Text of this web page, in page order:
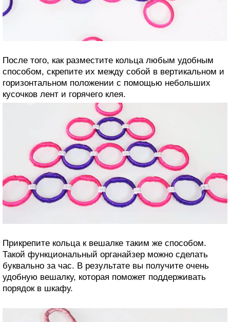
После того, как разместите кольца любым удобным
способом, скрепите их между собой в вертикальном и
горизонтальном положении с помощью небольших
кусочков лент и горячего клея.
Прикрепите кольца к вешалке таким же способом.
Такой функциональный органайзер можно сделать
буквально за час. В результате вы получите очень
удобную вешалку, которая поможет поддерживать
порядок в шкафу.